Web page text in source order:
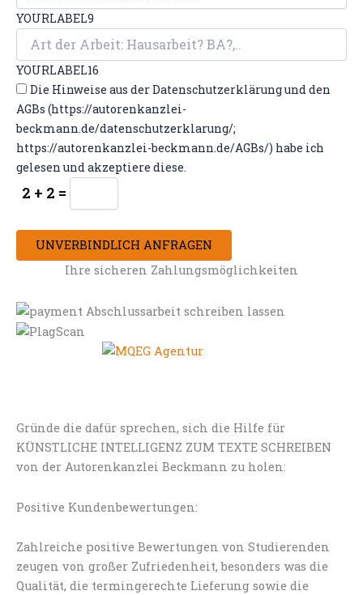
YOURLABEL9
YOURLABEL16
Die Hinweise aus der Datenschutzerklärung und den
AGBs (https://autorenkanzlei-
beckmann.de/datenschutzerklarung/;
https://autorenkanzlei-beckmann.de/AGBs/) habe ich
gelesen und akzeptiere diese.
2 + 2 =
UNVERBINDLICH ANFRAGEN
Ihre sicheren Zahlungsmöglichkeiten
Gründe die dafür sprechen, sich die Hilfe für
KÜNSTLICHE INTELLIGENZ ZUM TEXTE SCHREIBEN
von der Autorenkanzlei Beckmann zu holen:
Positive Kundenbewertungen:
Zahlreiche positive Bewertungen von Studierenden
zeugen von großer Zufriedenheit, besonders was die
Qualität, die termingerechte Lieferung sowie die